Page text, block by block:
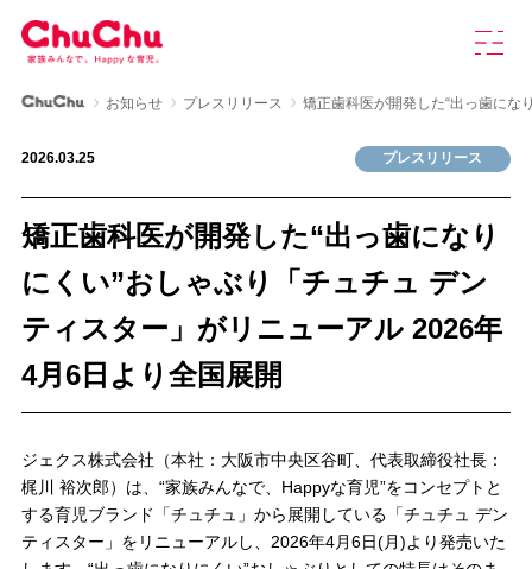
ロ
ナ
ビ
を
開
く
ChuChuについて
育児研究室
お問い合わせ
ChuChu公式サイト
お知らせ プレスリリース 矯正歯科医が開発した“出っ歯にな
2026.03.25 プレスリリース
矯正歯科医が開発した“出っ歯になり
にくい”おしゃぶり「チュチュ デン
ティスター」がリニューアル 2026年
4月6日より全国展開
ジェクス株式会社（本社：大阪市中央区谷町、代表取締役社長：
梶川 裕次郎）は、“家族みんなで、Happyな育児”をコンセプトと
する育児ブランド「チュチュ」から展開している「チュチュ デン
ティスター」をリニューアルし、2026年4月6日(月)より発売いた